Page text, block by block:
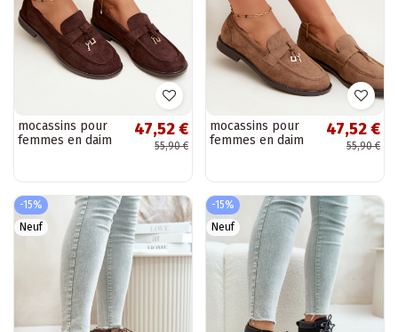
mocassins pour
femmes en daim
47,52 €
55,90 €
mocassins pour
femmes en daim
47,52 €
55,90 €
-15%
Neuf
-15%
Neuf